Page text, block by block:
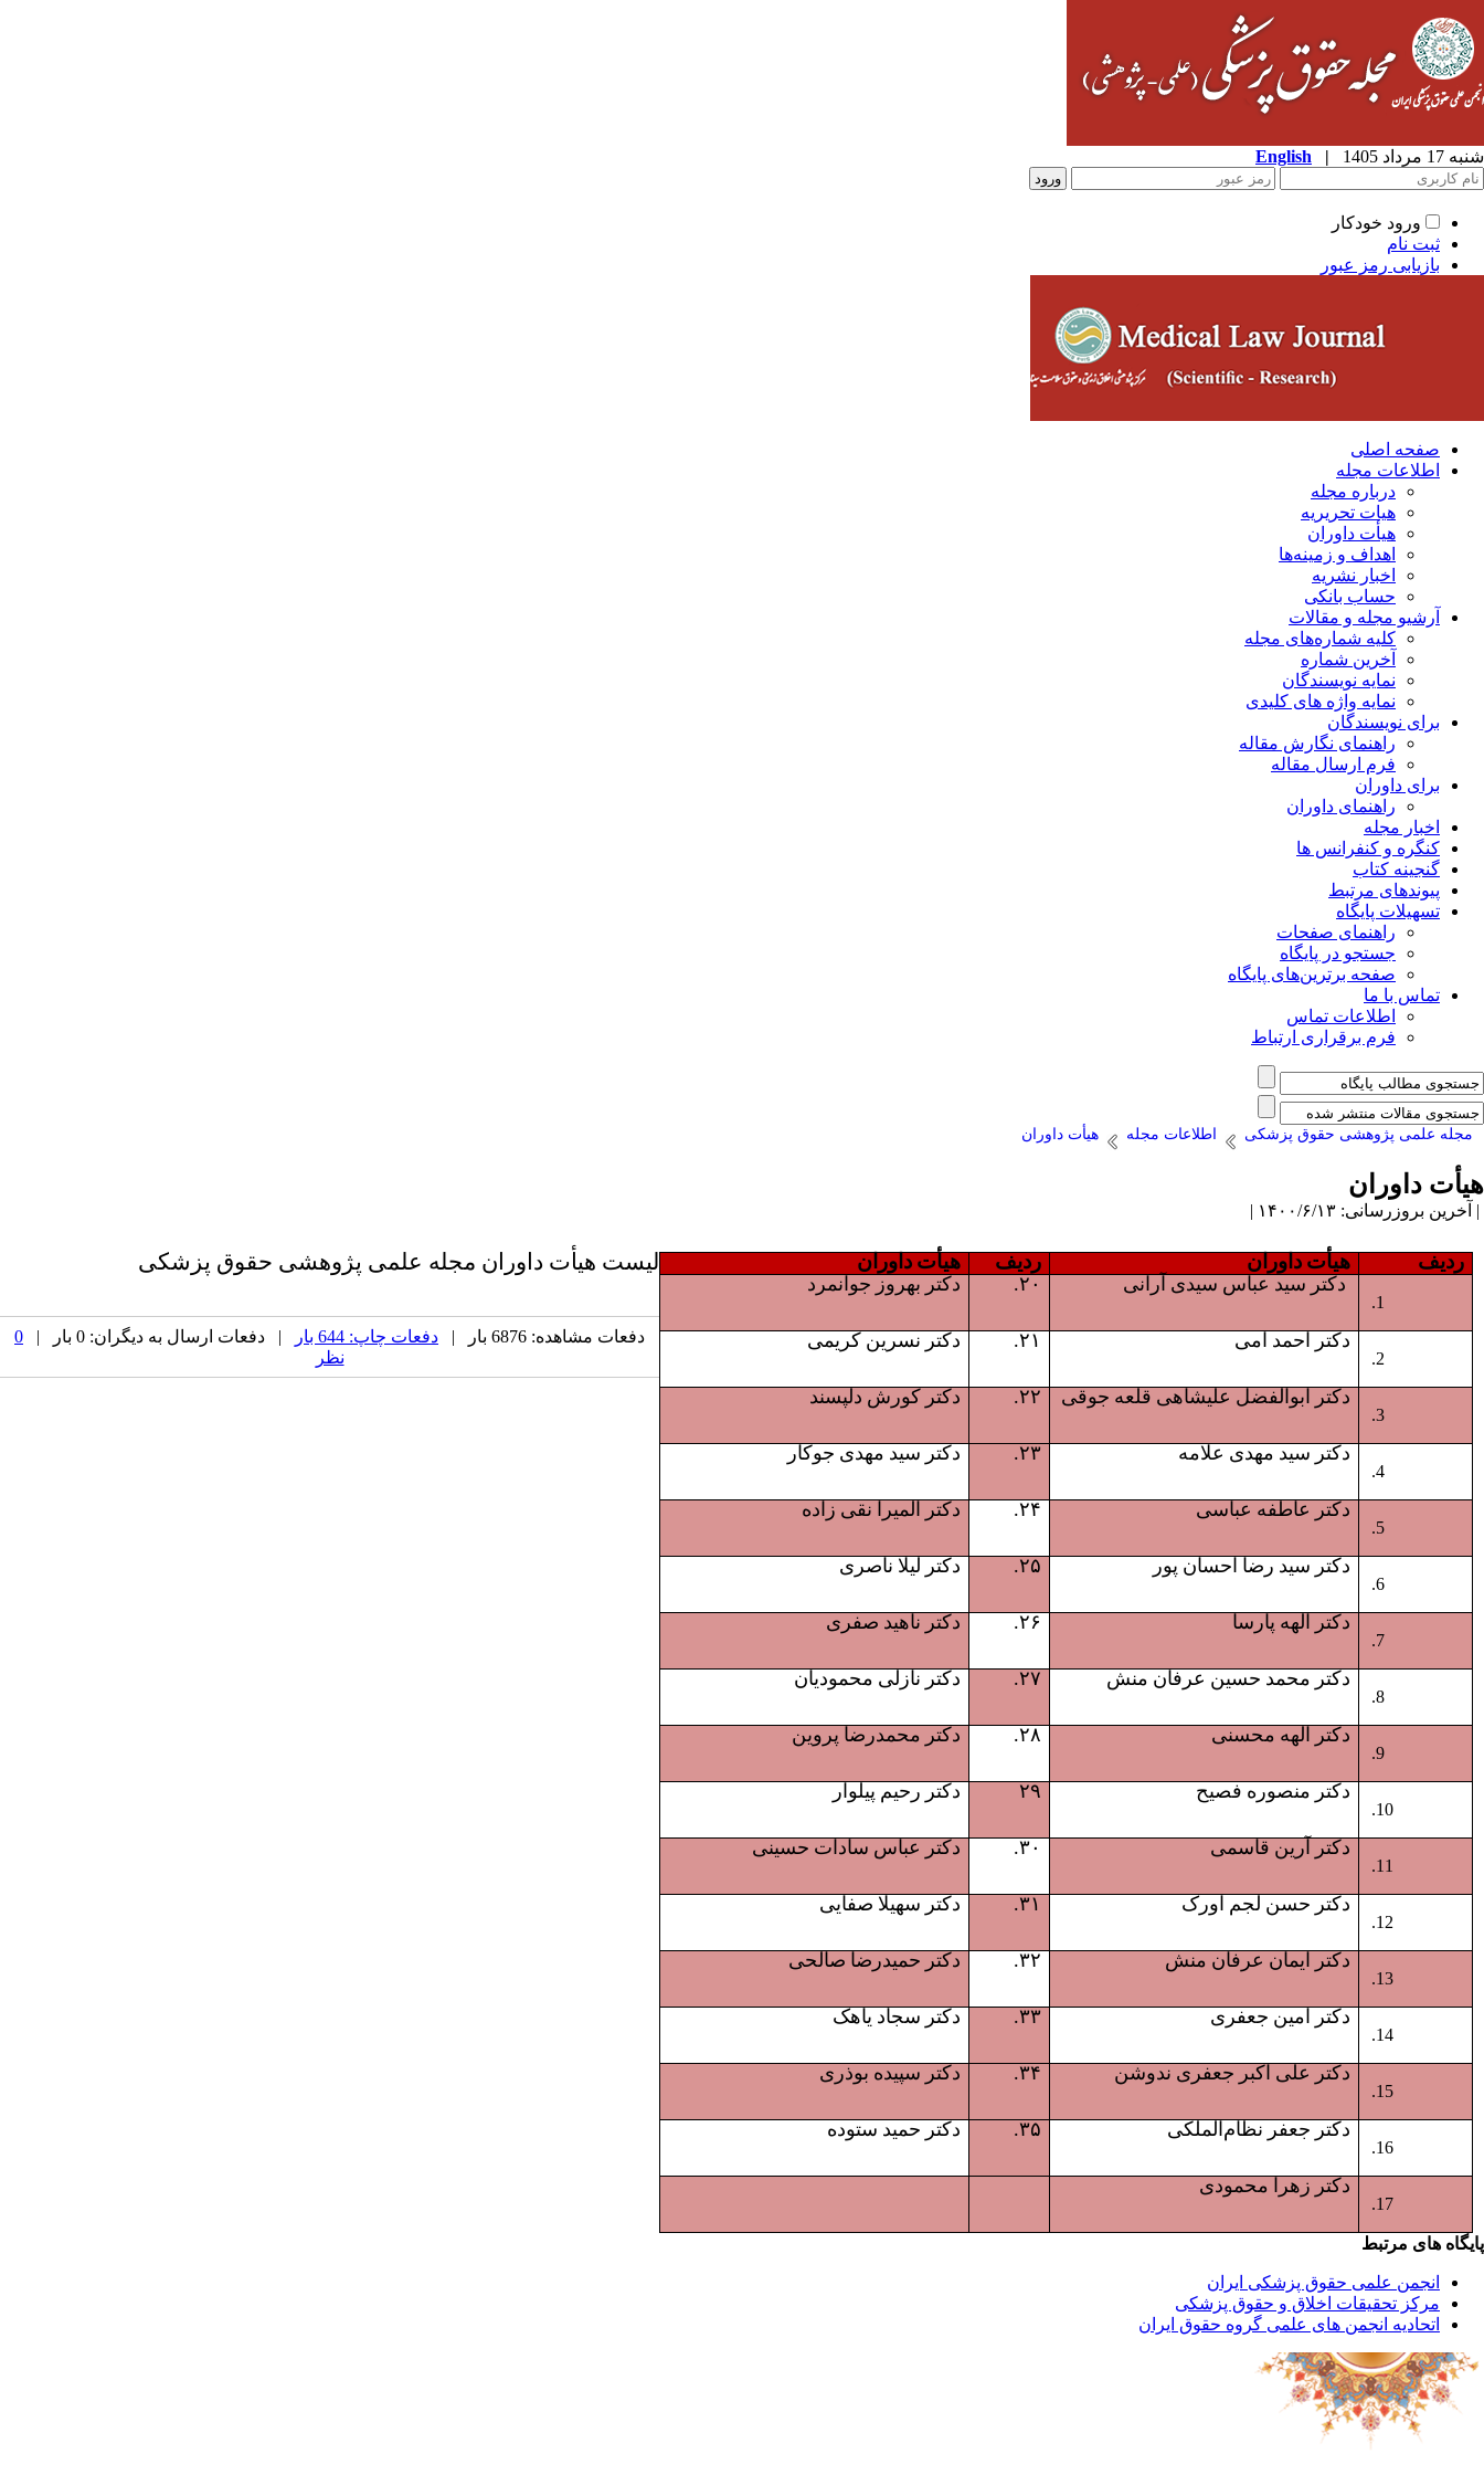
شنبه 17 مرداد 1405 |
English
ورود خودکار
ثبت نام
بازیابی رمز عبور
صفحه اصلی
اطلاعات مجله
درباره مجله
هیات تحریریه
هیأت داوران
اهداف و زمینه‌ها
اخبار نشریه
حساب بانکی
آرشیو مجله و مقالات
کلیه شماره‌های مجله
آخرین شماره
نمایه نویسندگان
نمایه واژه های کلیدی
برای نویسندگان
راهنمای نگارش مقاله
فرم ارسال مقاله
برای داوران
راهنمای داوران
اخبار مجله
کنگره و کنفرانس ها
گنجینه کتاب
پیوندهای مرتبط
تسهیلات پایگاه
راهنمای صفحات
جستجو در پایگاه
صفحه برترین‌های پایگاه
تماس با ما
اطلاعات تماس
فرم برقراری ارتباط
مجله علمی پژوهشی حقوق پزشکی اطلاعات مجله هیأت داوران
هیأت داوران
| آخرین بروزرسانی: ۱۴۰۰/۶/۱۳ |
لیست هیأت داوران مجله علمی پژوهشی حقوق پزشکی ردیف هیأت داوران ردیف
هیأت داوران
دکتر سید عباس سیدی آرانی
۲۰. دکتر بهروز جوانمرد
دکتر احمد امی ۲۱. دکتر نسرین کریمی
دکتر ابوالفضل علیشاهی قلعه جوقی ۲۲. دکتر کورش دلپسند
دکتر سید مهدی علامه ۲۳. دکتر سید مهدی جوکار
دکتر عاطفه عباسی ۲۴. دکتر المیرا نقی زاده
دکتر سید رضا احسان پور ۲۵. دکتر لیلا ناصری
دکتر الهه پارسا ۲۶. دکتر ناهید صفری
دکتر محمد حسین عرفان منش ۲۷. دکتر نازلی محمودیان
دکتر الهه محسنی ۲۸. دکتر محمدرضا پروین
دکتر منصوره فصیح ۲۹ دکتر رحیم پیلوار
دکتر آرین قاسمی ۳۰. دکتر عباس سادات حسینی
دکتر حسن لجم اورک ۳۱. دکتر سهیلا صفایی
دکتر ایمان عرفان منش ۳۲. دکتر حمیدرضا صالحی
دکتر امین جعفری ۳۳. دکتر سجاد یاهک
دکتر علی اکبر جعفری ندوشن ۳۴. دکتر سپیده بوذری
دکتر جعفر نظام‌الملکی ۳۵. دکتر حمید ستوده
دکتر زهرا محمودی
دفعات مشاهده: 6876 بار | دفعات چاپ: 644 بار | دفعات ارسال به دیگران: 0 بار |
0
نظر
پایگاه های مرتبط
انجمن علمی حقوق پزشکی ایران
مرکز تحقیقات اخلاق و حقوق پزشکی
اتحادیه انجمن های علمی گروه حقوق ایران